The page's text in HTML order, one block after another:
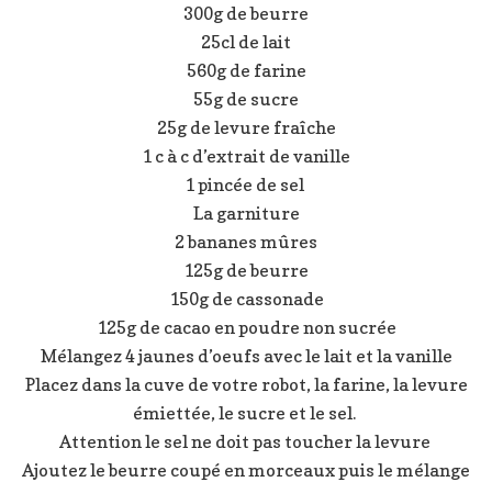
300g de beurre
25cl de lait
560g de farine
55g de sucre
25g de levure fraîche
1 c à c d’extrait de vanille
1 pincée de sel
La garniture
2 bananes mûres
125g de beurre
150g de cassonade
125g de cacao en poudre non sucrée
Mélangez 4 jaunes d’oeufs avec le lait et la vanille
Placez dans la cuve de votre robot, la farine, la levure
émiettée, le sucre et le sel.
Attention le sel ne doit pas toucher la levure
Ajoutez le beurre coupé en morceaux puis le mélange